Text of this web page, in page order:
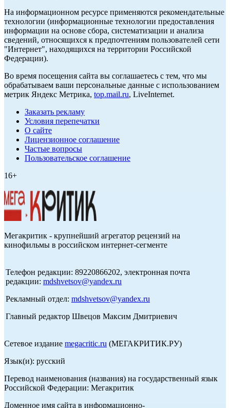
На информационном ресурсе применяются рекомендательные
технологии (информационные технологии предоставления
информации на основе сбора, систематизации и анализа
сведений, относящихся к предпочтениям пользователей сети
"Интернет", находящихся на территории Российской
Федерации).
Во время посещения сайта вы соглашаетесь с тем, что мы
обрабатываем ваши персональные данные с использованием
метрик Яндекс Метрика, top.mail.ru, LiveInternet.
Заказать рекламу
Условия перепечатки
О сайте
Лицензионное соглашение
Частые вопросы
Пользовательское соглашение
16+
Мегакритик - крупнейший агрегатор рецензий на
кинофильмы в российском интернет-сегменте
Телефон редакции: 89220866202, электронная почта
редакции: mdshvetsov@yandex.ru
Рекламный отдел: mdshvetsov@yandex.ru
Главный редактор Швецов Максим Дмитриевич
Сетевое издание megacritic.ru (МЕГАКРИТИК.РУ)
Язык(и): русский
Перевод наименования (названия) на государственный язык
Российской Федерации: Мегакритик
Доменное имя сайта в информационно-